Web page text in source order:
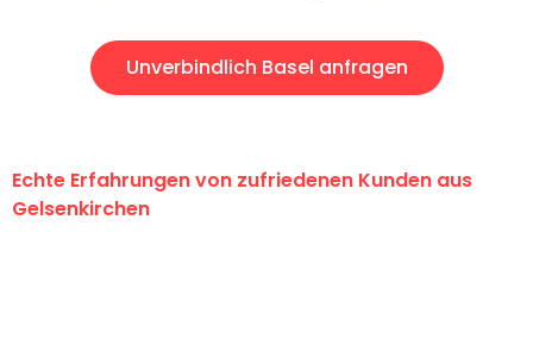
Unverbindlich Basel anfragen
Echte Erfahrungen von zufriedenen Kunden aus
Gelsenkirchen